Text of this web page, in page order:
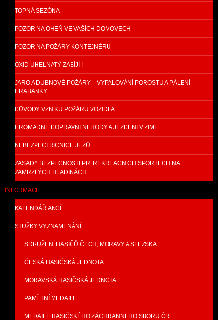
TOPNÁ SEZÓNA
POZOR NA OHEŇ VE VAŠÍCH DOMOVECH
POZOR NA POŽÁRY KONTEJNÉRU
OXID UHELNATÝ ZABÍJÍ !
JARO A DUBNOVÉ POŽÁRY – VYPALOVÁNÍ POROSTŮ A PÁLENÍ
HRABANKY
DŮVODY VZNIKU POŽÁRU VOZIDLA
HROMADNÉ DOPRAVNÍ NEHODY A JEŽDĚNÍ V ZIMĚ
NEBEZPEČÍ ŘÍČNÍCH JEZŮ
ZÁSADY BEZPEČNOSTI PŘI REKREAČNÍCH SPORTECH NA
ZAMRZLÝCH HLADINÁCH
INFORMACE
KALENDÁŘ AKCÍ
STUŽKY VYZNAMENÁNÍ
SDRUŽENÍ HASIČŮ ČECH, MORAVY A SLEZSKA
ČESKÁ HASIČSKÁ JEDNOTA
MORAVSKÁ HASIČSKÁ JEDNOTA
PAMĚTNÍ MEDAILE
MEDAILE HASIČSKÉHO ZÁCHRANNÉHO SBORU ČR